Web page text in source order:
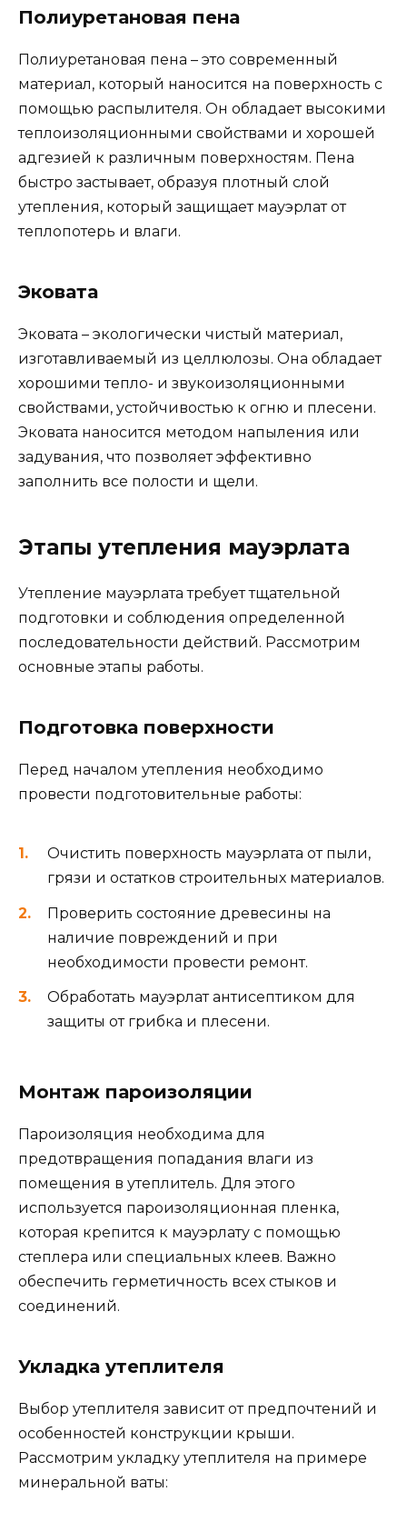
Полиуретановая пена
Полиуретановая пена – это современный
материал, который наносится на поверхность с
помощью распылителя. Он обладает высокими
теплоизоляционными свойствами и хорошей
адгезией к различным поверхностям. Пена
быстро застывает, образуя плотный слой
утепления, который защищает мауэрлат от
теплопотерь и влаги.
Эковата
Эковата – экологически чистый материал,
изготавливаемый из целлюлозы. Она обладает
хорошими тепло- и звукоизоляционными
свойствами, устойчивостью к огню и плесени.
Эковата наносится методом напыления или
задувания, что позволяет эффективно
заполнить все полости и щели.
Этапы утепления мауэрлата
Утепление мауэрлата требует тщательной
подготовки и соблюдения определенной
последовательности действий. Рассмотрим
основные этапы работы.
Подготовка поверхности
Перед началом утепления необходимо
провести подготовительные работы:
Очистить поверхность мауэрлата от пыли,
грязи и остатков строительных материалов.
Проверить состояние древесины на
наличие повреждений и при
необходимости провести ремонт.
Обработать мауэрлат антисептиком для
защиты от грибка и плесени.
Монтаж пароизоляции
Пароизоляция необходима для
предотвращения попадания влаги из
помещения в утеплитель. Для этого
используется пароизоляционная пленка,
которая крепится к мауэрлату с помощью
степлера или специальных клеев. Важно
обеспечить герметичность всех стыков и
соединений.
Укладка утеплителя
Выбор утеплителя зависит от предпочтений и
особенностей конструкции крыши.
Рассмотрим укладку утеплителя на примере
минеральной ваты: